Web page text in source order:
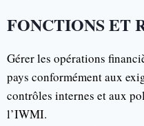
FONCTIONS ET
Gérer les opérations
pays conformément aux
contrôles internes et aux
l’IWMI.